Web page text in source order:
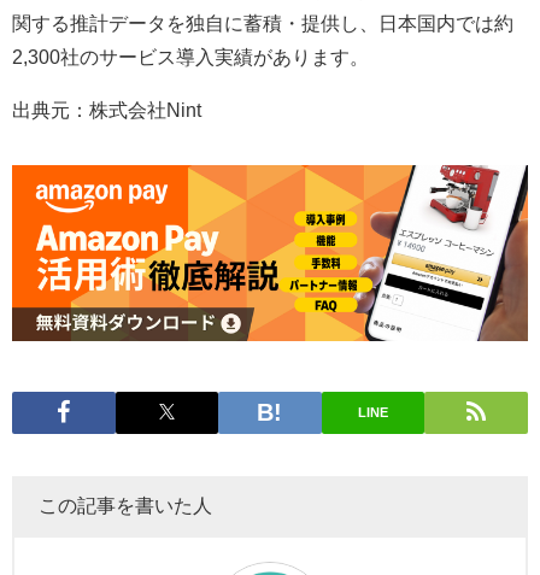
関する推計データを独自に蓄積・提供し、日本国内では約
2,300社のサービス導入実績があります。
出典元：株式会社Nint
LINE
この記事を書いた人